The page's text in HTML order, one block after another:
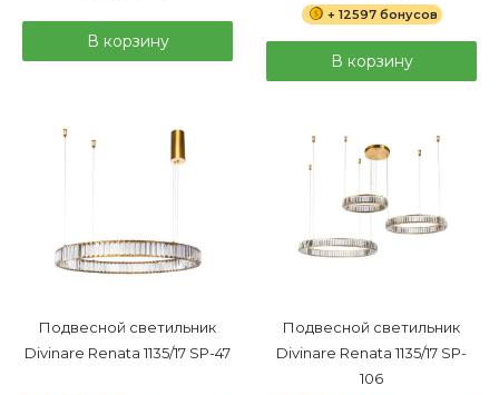
В корзину
+ 12597 бонусов
В корзину
Подвесной светильник
Divinare Renata 1135/17 SP-47
Подвесной светильник
Divinare Renata 1135/17 SP-
106